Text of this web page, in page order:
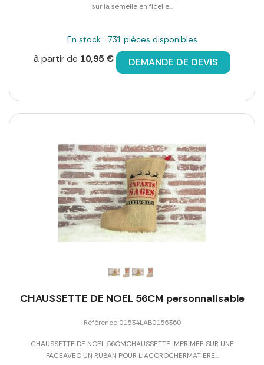
sur la semelle en ficelle...
En stock : 731 pièces disponibles
à partir de 10,95 € DEMANDE DE DEVIS
CHAUSSETTE DE NOEL 56CM personnalisable
Référence 01534LAB0155360
CHAUSSETTE DE NOEL 56CMCHAUSSETTE IMPRIMEE SUR UNE
FACEAVEC UN RUBAN POUR L'ACCROCHERMATIERE...